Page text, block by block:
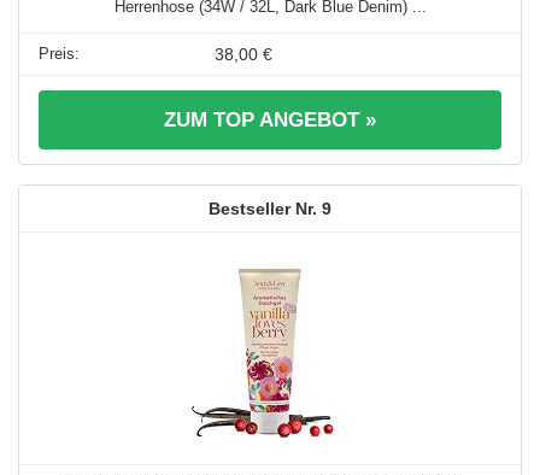
Herrenhose (34W / 32L, Dark Blue Denim) ...
38,00 €
ZUM TOP ANGEBOT »
9